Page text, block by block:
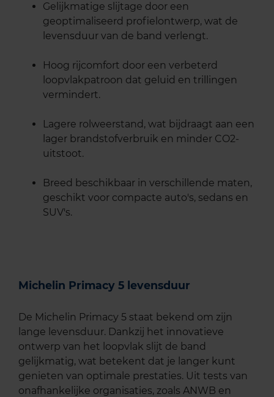
Gelijkmatige slijtage door een
geoptimaliseerd profielontwerp, wat de
levensduur van de band verlengt.
Hoog rijcomfort door een verbeterd
loopvlakpatroon dat geluid en trillingen
vermindert.
Lagere rolweerstand, wat bijdraagt aan een
lager brandstofverbruik en minder CO2-
uitstoot.
Breed beschikbaar in verschillende maten,
geschikt voor compacte auto's, sedans en
SUV's.
Michelin Primacy 5 levensduur
De Michelin Primacy 5 staat bekend om zijn
lange levensduur. Dankzij het innovatieve
ontwerp van het loopvlak slijt de band
gelijkmatig, wat betekent dat je langer kunt
genieten van optimale prestaties. Uit tests van
onafhankelijke organisaties, zoals ANWB en